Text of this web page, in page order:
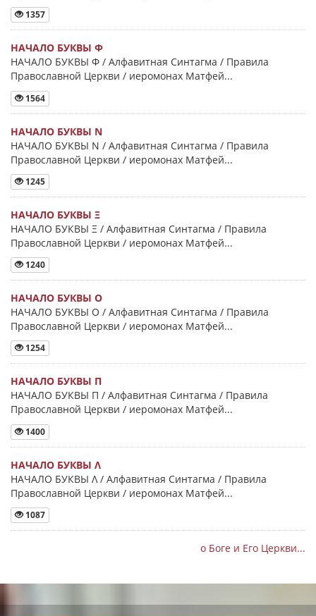
1357
НАЧАЛО БУКВЫ Φ
НАЧАЛО БУКВЫ Φ / Алфавитная Синтагма / Правила
Православной Церкви / иеромонах Матфей...
1564
НАЧАЛО БУКВЫ Ν
НАЧАЛО БУКВЫ Ν / Алфавитная Синтагма / Правила
Православной Церкви / иеромонах Матфей...
1245
НАЧАЛО БУКВЫ Ξ
НАЧАЛО БУКВЫ Ξ / Алфавитная Синтагма / Правила
Православной Церкви / иеромонах Матфей...
1240
НАЧАЛО БУКВЫ Ο
НАЧАЛО БУКВЫ Ο / Алфавитная Синтагма / Правила
Православной Церкви / иеромонах Матфей...
1254
НАЧАЛО БУКВЫ Π
НАЧАЛО БУКВЫ Π / Алфавитная Синтагма / Правила
Православной Церкви / иеромонах Матфей...
1400
НАЧАЛО БУКВЫ Λ
НАЧАЛО БУКВЫ Λ / Алфавитная Синтагма / Правила
Православной Церкви / иеромонах Матфей...
1087
о Боге и Его Церкви...